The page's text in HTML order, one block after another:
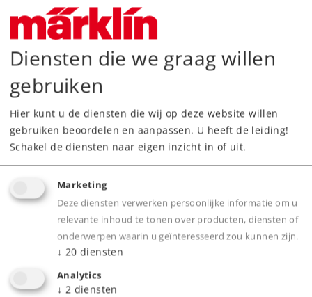
Tenderlocomotief type 81
124,99 €
Leverbaar vanaf fabriek.
Spoor H0 Tijdperk III Locomotieven
Diensten die we graag willen
gebruiken
Hier kunt u de diensten die wij op deze website willen
gebruiken beoordelen en aanpassen. U heeft de leiding!
Schakel de diensten naar eigen inzicht in of uit.
Marketing
Deze diensten verwerken persoonlijke informatie om u
relevante inhoud te tonen over producten, diensten of
onderwerpen waarin u geïnteresseerd zou kunnen zijn.
↓ 20 diensten
Analytics
↓ 2 diensten